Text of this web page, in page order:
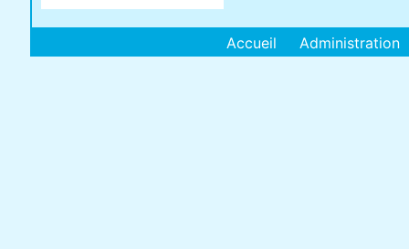
Accueil Administration